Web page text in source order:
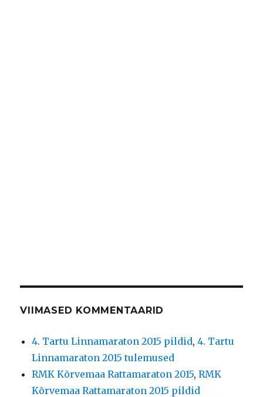
VIIMASED KOMMENTAARID
4. Tartu Linnamaraton 2015 pildid,4. Tartu
Linnamaraton 2015 tulemused
RMK Kõrvemaa Rattamaraton 2015,RMK
Kõrvemaa Rattamaraton 2015 pildid